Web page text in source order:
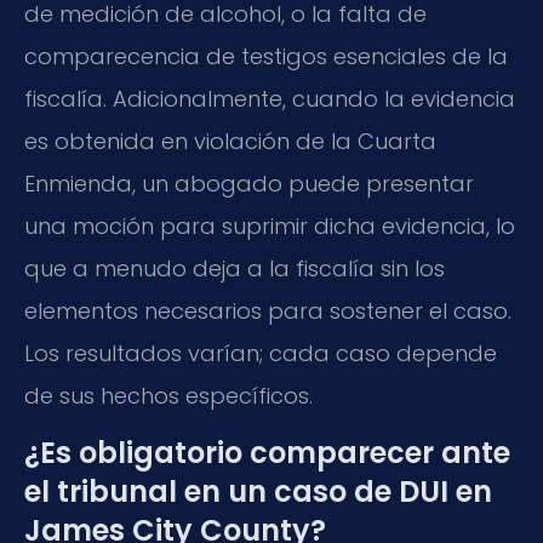
de medición de alcohol, o la falta de
comparecencia de testigos esenciales de la
fiscalía. Adicionalmente, cuando la evidencia
es obtenida en violación de la Cuarta
Enmienda, un abogado puede presentar
una moción para suprimir dicha evidencia, lo
que a menudo deja a la fiscalía sin los
elementos necesarios para sostener el caso.
Los resultados varían; cada caso depende
de sus hechos específicos.
¿Es obligatorio comparecer ante
el tribunal en un caso de DUI en
James City County?